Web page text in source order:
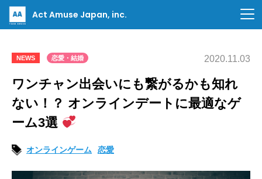
Act Amuse Japan, inc.
NEWS 恋愛・結婚 2020.11.03
ワンチャン出会いにも繋がるかも知れ
ない！？ オンラインデートに最適なゲ
ーム3選
オンラインゲーム 恋愛